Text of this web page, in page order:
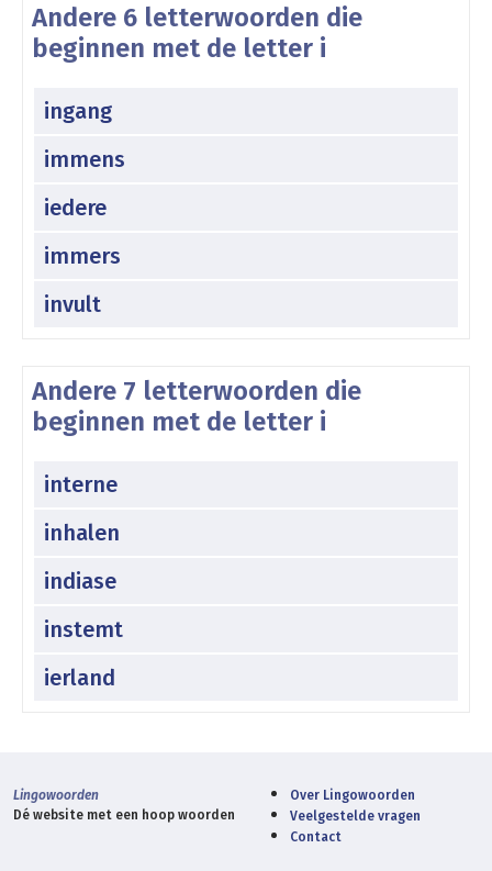
Andere 6 letterwoorden die
beginnen met de letter i
ingang
immens
iedere
immers
invult
Andere 7 letterwoorden die
beginnen met de letter i
interne
inhalen
indiase
instemt
ierland
Lingowoorden
Dé website met een hoop woorden
Over Lingowoorden
Veelgestelde vragen
Contact